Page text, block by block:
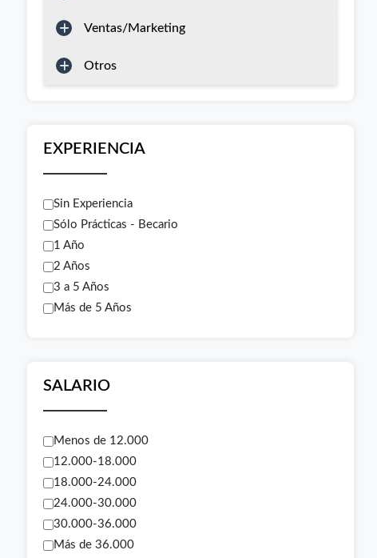
Ventas/Marketing
Otros
EXPERIENCIA
Sin Experiencia
Sólo Prácticas - Becario
1 Año
2 Años
3 a 5 Años
Más de 5 Años
SALARIO
Menos de 12.000
12.000-18.000
18.000-24.000
24.000-30.000
30.000-36.000
Más de 36.000